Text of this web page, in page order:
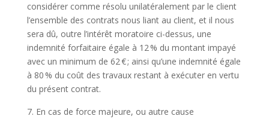
considérer comme résolu unilatéralement par le client
l’ensemble des contrats nous liant au client, et il nous
sera dû, outre l’intérêt moratoire ci-dessus, une
indemnité forfaitaire égale à 12 % du montant impayé
avec un minimum de 62 € ; ainsi qu’une indemnité égale
à 80 % du coût des travaux restant à exécuter en vertu
du présent contrat.
En cas de force majeure, ou autre cause